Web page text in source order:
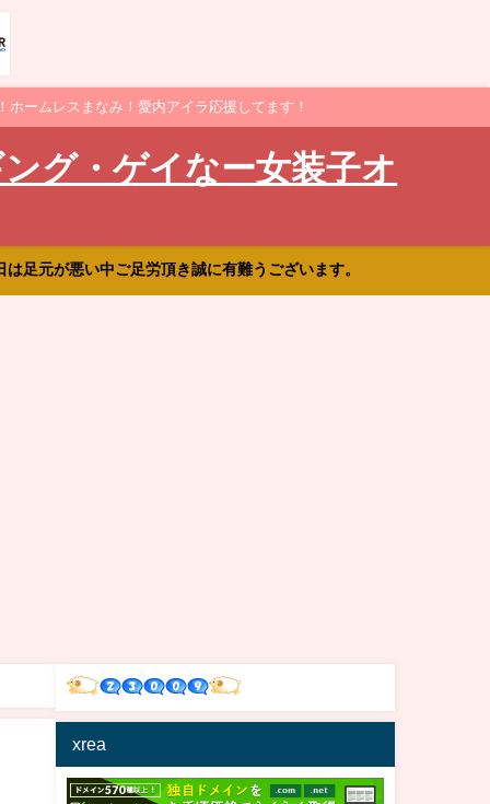
ームレスまなみ！愛内アイラ応援してます！
グ・ゲイなー女装子オ
足元が悪い中ご足労頂き誠に有難うございます。
xrea